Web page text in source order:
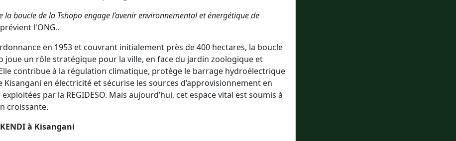
la boucle de la Tshopo engage l’avenir environnemental et énergétique de
prévient l'ONG..
en 1953 et couvrant initialement près de 400 hectares, la boucle
joue un rôle stratégique pour la ville, en face du jardin zoologique et
contribue à la régulation climatique, protège le barrage hydroélectrique
Kisangani en électricité et sécurise les sources d’approvisionnement en
par la REGIDESO. Mais aujourd’hui, cet espace vital est soumis à
croissante.
à Kisangani